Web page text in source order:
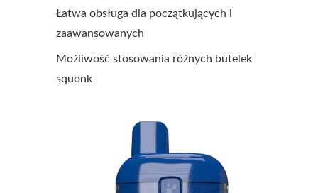
Łatwa obsługa dla początkujących i
zaawansowanych
Możliwość stosowania różnych butelek
squonk